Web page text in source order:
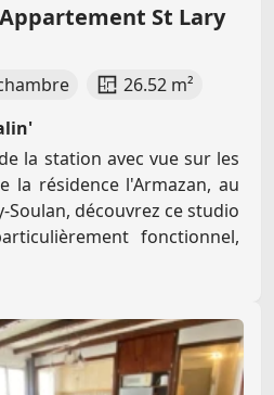
Appartement St Lary
26.52 m²
la station avec vue sur les
la résidence l'Armazan, au
Soulan, découvrez ce studio
fonctionnel,